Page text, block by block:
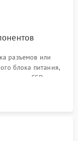
разъемов или
блока питания,
нового SSD для
работы системы.